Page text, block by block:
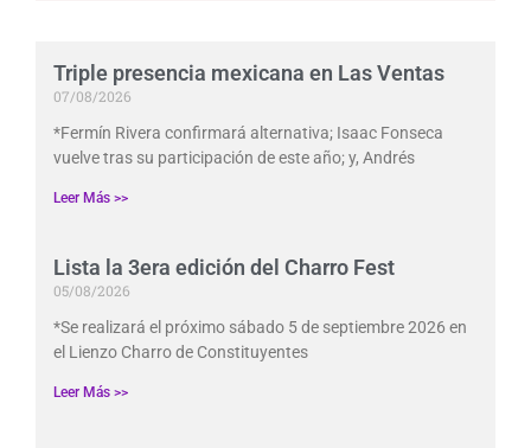
Triple presencia mexicana en Las Ventas
07/08/2026
*Fermín Rivera confirmará alternativa; Isaac Fonseca
vuelve tras su participación de este año; y, Andrés
Leer Más >>
Lista la 3era edición del Charro Fest
05/08/2026
*Se realizará el próximo sábado 5 de septiembre 2026 en
el Lienzo Charro de Constituyentes
Leer Más >>